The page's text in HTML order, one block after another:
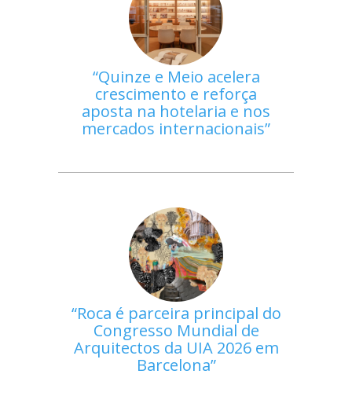
Quinze e Meio acelera
crescimento e reforça
aposta na hotelaria e nos
mercados internacionais
Roca é parceira principal do
Congresso Mundial de
Arquitectos da UIA 2026 em
Barcelona